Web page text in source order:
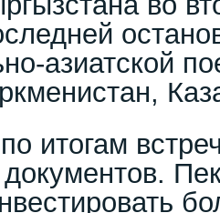
азиатской
итогам